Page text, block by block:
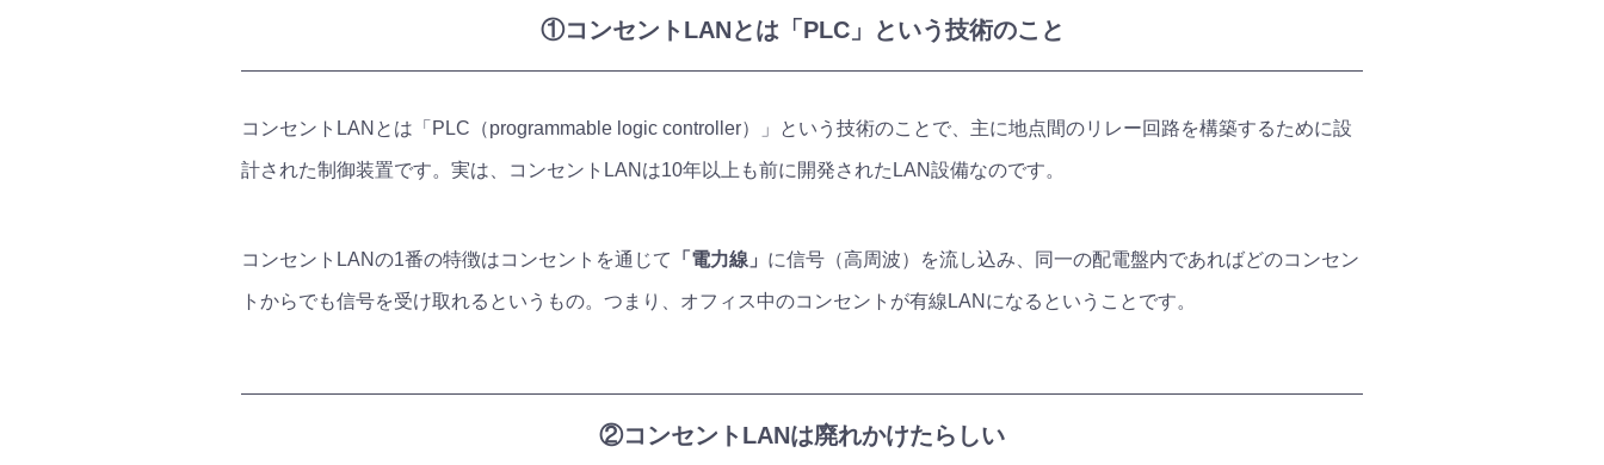
①コンセントLANとは「PLC」という技術のこと
コンセントLANとは「PLC（programmable logic controller）」という技術のことで、主に地点間のリレー回路を構築するために設
計された制御装置です。実は、コンセントLANは10年以上も前に開発されたLAN設備なのです。
コンセントLANの1番の特徴はコンセントを通じて 「電力線」 に信号（高周波）を流し込み、同一の配電盤内であればどのコンセン
トからでも信号を受け取れるというもの。つまり、オフィス中のコンセントが有線LANになるということです。
②コンセントLANは廃れかけたらしい